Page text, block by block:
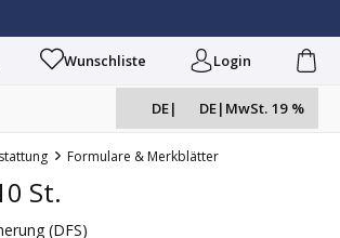
Wunschliste Login
DE| DE| MwSt. 19 %
Formulare & Merkblätter
St.
(DFS)